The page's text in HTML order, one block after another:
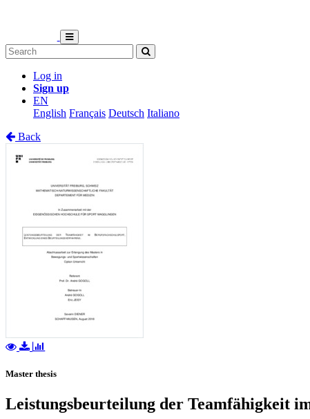
Log in
Sign up
EN
English Français Deutsch Italiano
Back
Master thesis
Leistungsbeurteilung der Teamfähigkeit